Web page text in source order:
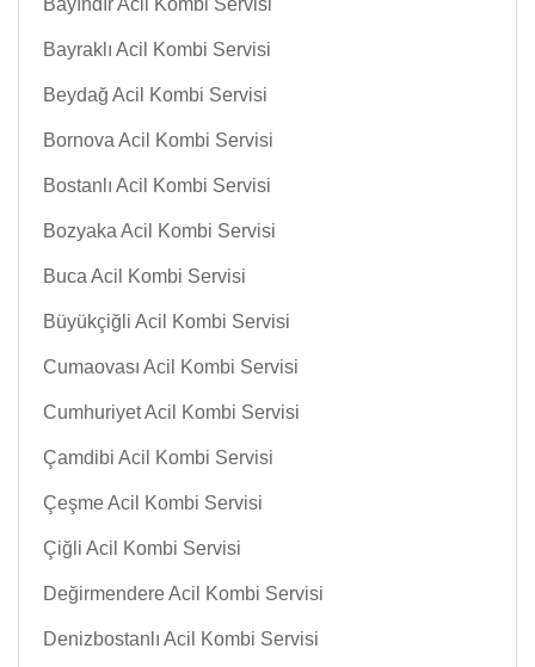
Bayındır Acil Kombi Servisi
Bayraklı Acil Kombi Servisi
Beydağ Acil Kombi Servisi
Bornova Acil Kombi Servisi
Bostanlı Acil Kombi Servisi
Bozyaka Acil Kombi Servisi
Buca Acil Kombi Servisi
Büyükçiğli Acil Kombi Servisi
Cumaovası Acil Kombi Servisi
Cumhuriyet Acil Kombi Servisi
Çamdibi Acil Kombi Servisi
Çeşme Acil Kombi Servisi
Çiğli Acil Kombi Servisi
Değirmendere Acil Kombi Servisi
Denizbostanlı Acil Kombi Servisi